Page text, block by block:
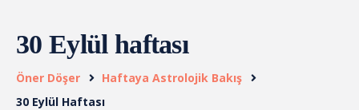
30 Eylül haftası
Öner Döşer
Haftaya Astrolojik Bakış
30 Eylül Haftası